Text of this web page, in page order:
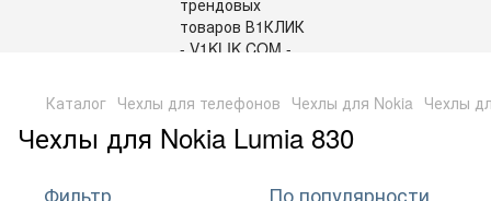
Каталог Чехлы для телефонов Чехлы для Nokia Чехлы
Чехлы для Nokia Lumia 830
Фильтр По популярности